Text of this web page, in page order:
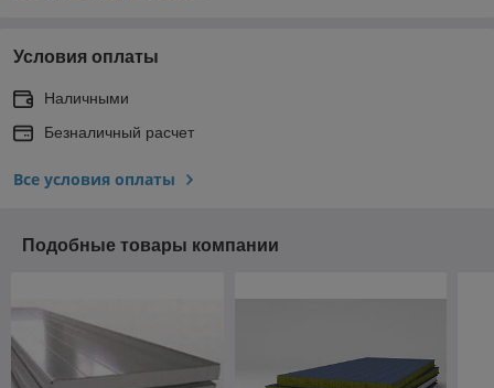
Условия оплаты
Наличными
Безналичный расчет
Все условия оплаты
Подобные товары компании